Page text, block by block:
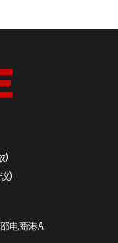
)
)
电商港A